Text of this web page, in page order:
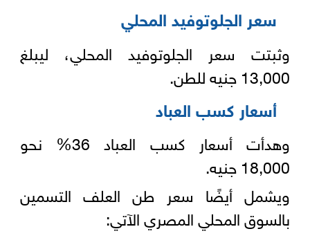
سعر الجلوتوفيد المحلي
وثبتت سعر الجلوتوفيد المحلي، ليبلغ
13,000 جنيه للطن.
أسعار كسب العباد
وهدأت أسعار كسب العباد 36% نحو
18,000 جنيه.
ويشمل أيضًا سعر طن العلف التسمين
بالسوق المحلي المصري الآتي: